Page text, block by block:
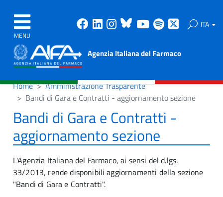
MENU
Facebook
Linkedin
Instagram
Bluesky
Youtube
Spotify ITA
Agenzia Italiana del Farmaco
Home
Amministrazione Trasparente
Bandi di Gara e Contratti - aggiornamento sezione
Bandi di Gara e Contratti -
aggiornamento sezione
L'Agenzia Italiana del Farmaco, ai sensi del d.lgs.
33/2013, rende disponibili aggiornamenti della sezione
"Bandi di Gara e Contratti".